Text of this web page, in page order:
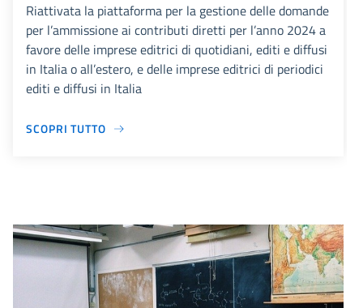
Riattivata la piattaforma per la gestione delle domande
per l’ammissione ai contributi diretti per l’anno 2024 a
favore delle imprese editrici di quotidiani, editi e diffusi
in Italia o all’estero, e delle imprese editrici di periodici
editi e diffusi in Italia
SCOPRI TUTTO